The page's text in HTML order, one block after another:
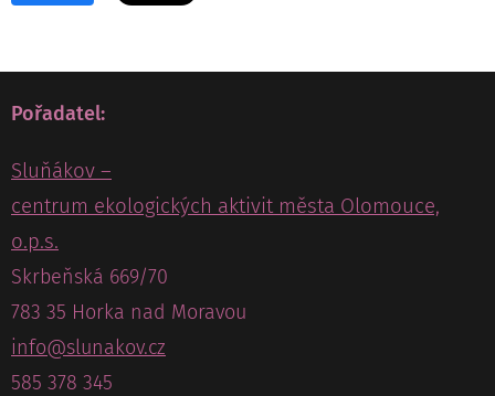
Pořadatel:
Sluňákov –
centrum ekologických aktivit města Olomouce,
o.p.s.
Skrbeňská 669/70
783 35 Horka nad Moravou
info@slunakov.cz
585 378 345